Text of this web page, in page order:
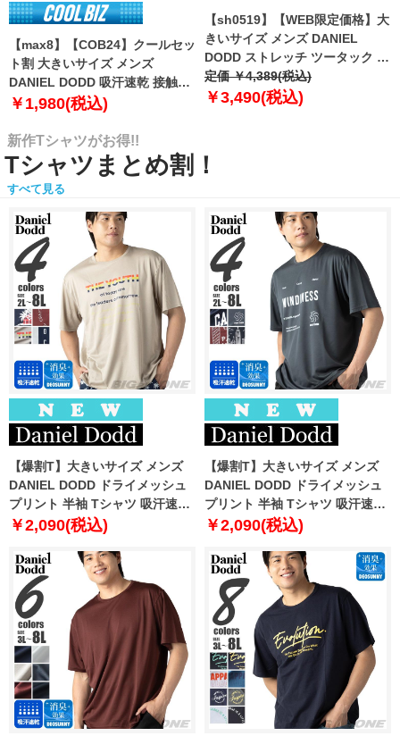
【max8】【COB24】クールセッ
ト割 大きいサイズ メンズ
DANIEL DODD 吸汗速乾 接触涼
感 Vネック 半袖 クールアンダー
2101
￥1,980(税込)
【sh0519】【WEB限定価格】大
きいサイズ メンズ DANIEL
DODD ストレッチ ツータック チ
ノ パンツ チノパン テーパード
azp-210102
定価 ￥4,389(税込)
￥3,490(税込)
新作Tシャツがお得!!
Tシャツまとめ割！
すべて見る
【爆割T】大きいサイズ メンズ
DANIEL DODD ドライメッシュ
プリント 半袖 Tシャツ 吸汗速乾
春夏新作 tjt-2602dry3 【fre】
￥2,090(税込)
【爆割T】大きいサイズ メンズ
DANIEL DODD ドライメッシュ
プリント 半袖 Tシャツ 吸汗速乾
春夏新作 tjt-2602dry4 【fre】
￥2,090(税込)